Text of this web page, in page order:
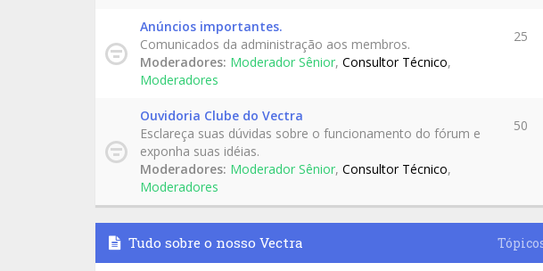
Anúncios importantes.
Comunicados da administração aos membros.
Moderadores: Moderador Sênior, Consultor Técnico,
Moderadores
25
Ouvidoria Clube do Vectra
Esclareça suas dúvidas sobre o funcionamento do fórum e
exponha suas idéias.
Moderadores: Moderador Sênior, Consultor Técnico,
Moderadores
50
Tudo sobre o nosso Vectra